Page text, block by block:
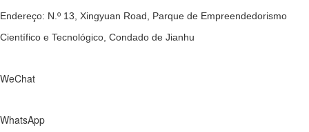
Endereço: N.º 13, Xingyuan Road, Parque de Empreendedorismo
Científico e Tecnológico, Condado de Jianhu
WeChat
WhatsApp